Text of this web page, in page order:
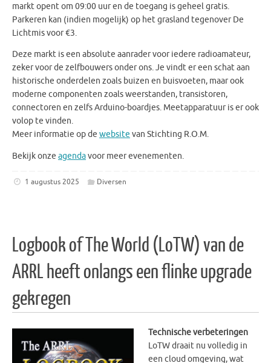
markt opent om 09:00 uur en de toegang is geheel gratis.
Parkeren kan (indien mogelijk) op het grasland tegenover De
Lichtmis voor €3.
Deze markt is een absolute aanrader voor iedere radioamateur,
zeker voor de zelfbouwers onder ons. Je vindt er een schat aan
historische onderdelen zoals buizen en buisvoeten, maar ook
moderne componenten zoals weerstanden, transistoren,
connectoren en zelfs Arduino-boardjes. Meetapparatuur is er ook
volop te vinden.
Meer informatie op de website van Stichting R.O.M.
Bekijk onze agendavoor meer evenementen.
1 augustus 2025 Diversen
Logbook of The World (LoTW) van de
ARRL heeft onlangs een flinke upgrade
gekregen
Technische verbeteringen
LoTW draait nu volledig in
een cloud omgeving, wat